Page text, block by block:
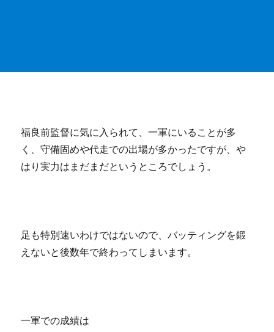
福良前監督に気に入られて、一軍にいることが多
く、守備固めや代走での出場が多かったですが、や
はり実力はまだまだというところでしょう。
足も特別速いわけではないので、バッティングを鍛
えないと後数年で終わってしまいます。
一軍での成績は